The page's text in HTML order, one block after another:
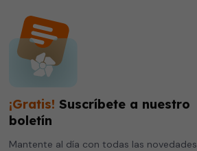
¡Gratis! Suscríbete a nuestro
boletín
Mantente al día con todas las novedades